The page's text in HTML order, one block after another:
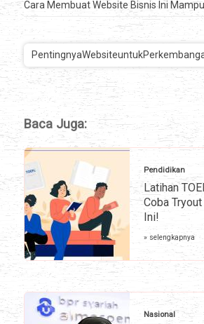
Cara Membuat Website Bisnis Ini
Baca Juga:
Pendidikan
Latihan
Coba
Ini!
» selengkapnya
Nasional